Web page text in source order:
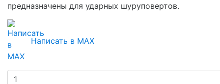
предназначены для ударных шуруповертов.
Написать в MAX